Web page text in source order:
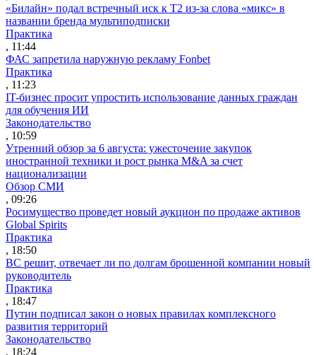
«Билайн» подал встречный иск к Т2 из-за слова «микс» в
названии бренда мультиподписки
Практика
, 11:44
ФАС запретила наружную рекламу Fonbet
Практика
, 11:23
IT-бизнес просит упростить использование данных граждан
для обучения ИИ
Законодательство
, 10:59
Утренний обзор за 6 августа: ужесточение закупок
иностранной техники и рост рынка M&A за счет
национализации
Обзор СМИ
, 09:26
Росимущество проведет новый аукцион по продаже активов
Global Spirits
Практика
, 18:50
ВС решит, отвечает ли по долгам брошенной компании новый
руководитель
Практика
, 18:47
Путин подписал закон о новых правилах комплексного
развития территорий
Законодательство
, 18:24